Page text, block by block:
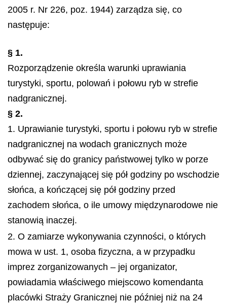
2005 r. Nr 226, poz. 1944) zarządza się, co
następuje:
§ 1.
Rozporządzenie określa warunki uprawiania
turystyki, sportu, polowań i połowu ryb w strefie
nadgranicznej.
§ 2.
1. Uprawianie turystyki, sportu i połowu ryb w strefie
nadgranicznej na wodach granicznych może
odbywać się do granicy państwowej tylko w porze
dziennej, zaczynającej się pół godziny po wschodzie
słońca, a kończącej się pół godziny przed
zachodem słońca, o ile umowy międzynarodowe nie
stanowią inaczej.
2. O zamiarze wykonywania czynności, o których
mowa w ust. 1, osoba fizyczna, a w przypadku
imprez zorganizowanych – jej organizator,
powiadamia właściwego miejscowo komendanta
placówki Straży Granicznej nie później niż na 24